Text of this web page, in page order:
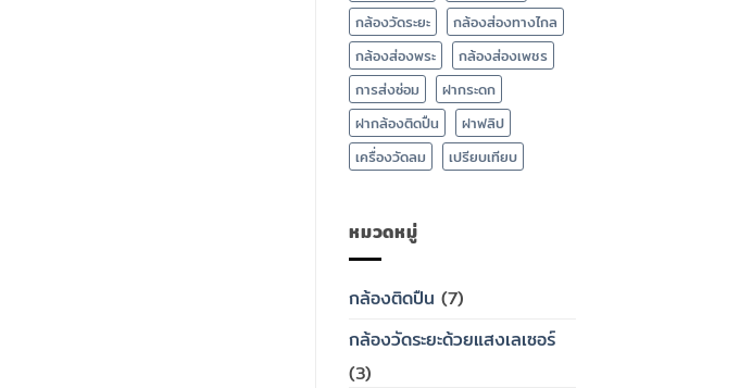
กล้องวัดระยะ
กล้องส่องทางไกล
กล้องส่องพระ
กล้องส่องเพชร
การส่งซ่อม
ฝากระดก
ฝากล้องติดปืน
ฝาฟลิป
เครื่องวัดลม
เปรียบเทียบ
หมวดหมู่
กล้องติดปืน (7)
กล้องวัดระยะด้วยแสงเลเซอร์
(3)